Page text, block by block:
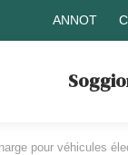
ANNOT
pour véhicules